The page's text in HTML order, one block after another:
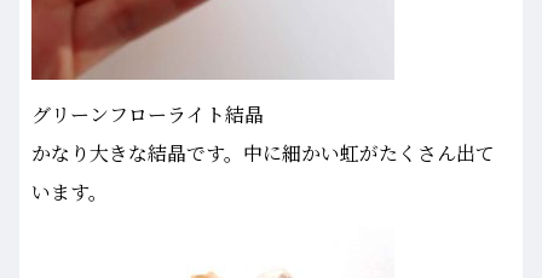
グリーンフローライト結晶
かなり大きな結晶です。中に細かい虹がたくさん出て
います。